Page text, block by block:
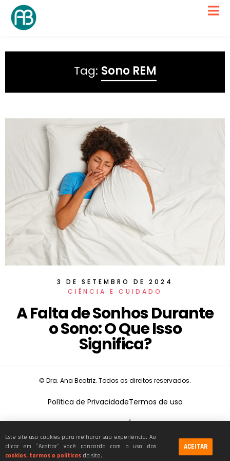
Tag: Sono REM
3 DE SETEMBRO DE 2024
CIÊNCIA E CUIDADO
A Falta de Sonhos Durante
o Sono: O Que Isso
Significa?
© Dra. Ana Beatriz. Todos os direitos reservados.
Política de PrivacidadeTermos de uso
CNPJ:19.675.026/0001-68
Este site usa cookies para melhorar sua experiência. Ao
clicar em ¨Aceitar¨ você concorda com o uso dos
cookies, termos e políticas do site.
ACEITAR